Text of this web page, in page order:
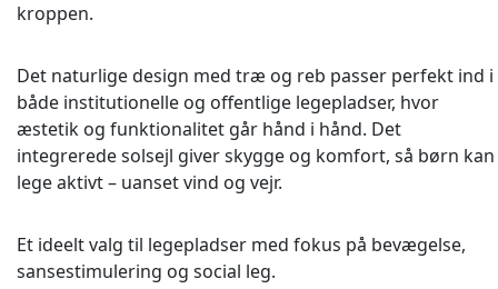
kroppen.
Det naturlige design med træ og reb passer perfekt ind i
både institutionelle og offentlige legepladser, hvor
æstetik og funktionalitet går hånd i hånd. Det
integrerede solsejl giver skygge og komfort, så børn kan
lege aktivt – uanset vind og vejr.
Et ideelt valg til legepladser med fokus på bevægelse,
sansestimulering og social leg.